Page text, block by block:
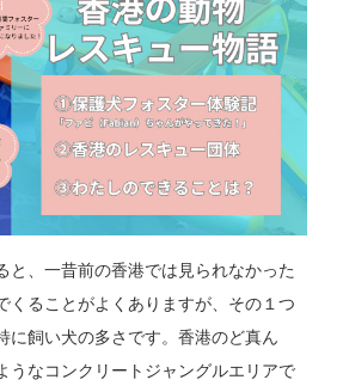
と、一昔前の香港では見られなかった
くることがよくありますが、その１つ
に飼い犬の多さです。香港のど真ん
うなコンクリートジャングルエリアで